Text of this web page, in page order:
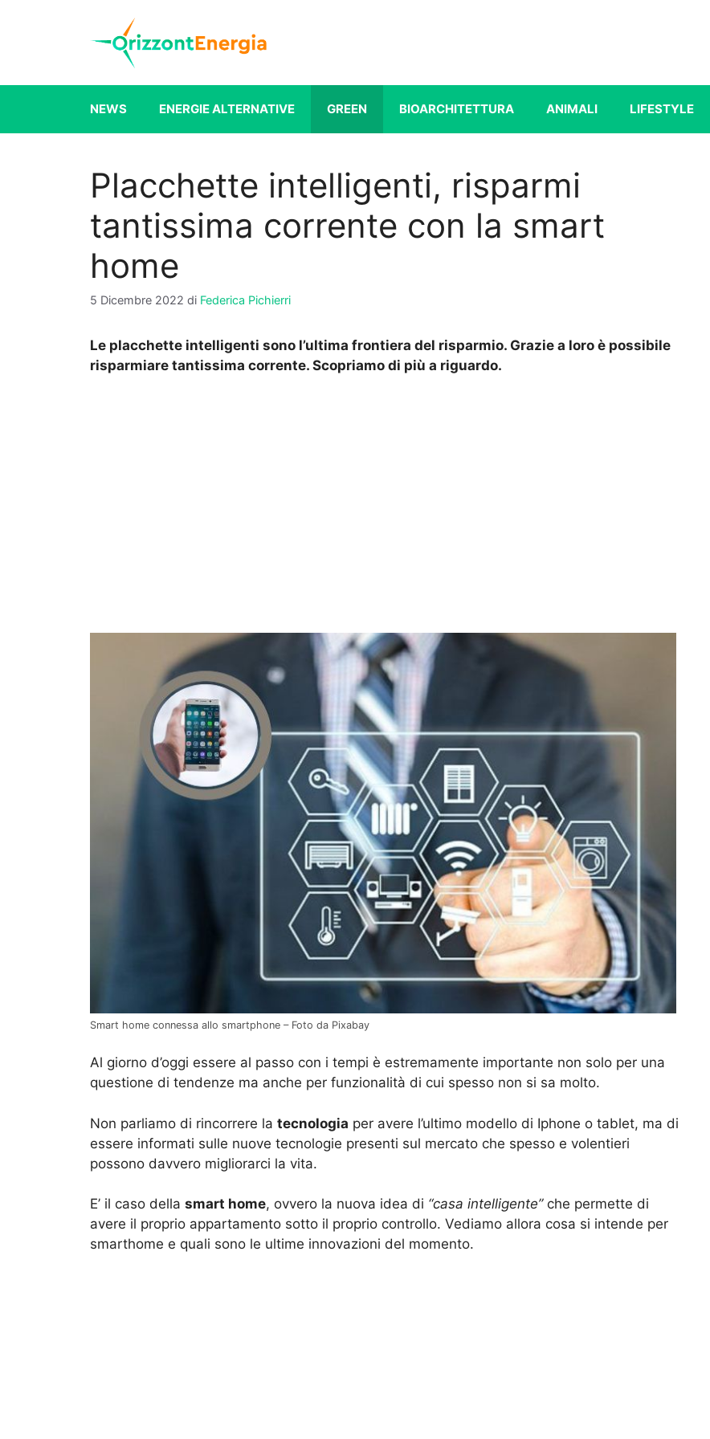
NEWS ENERGIE ALTERNATIVE GREEN BIOARCHITETTURA ANIMALI LIFESTYLE
Placchette intelligenti, risparmi
tantissima corrente con la smart
home
5 Dicembre 2022 di Federica Pichierri
Le placchette intelligenti sono l’ultima frontiera del risparmio. Grazie a loro è possibile
risparmiare tantissima corrente. Scopriamo di più a riguardo.
Smart home connessa allo smartphone – Foto da Pixabay
Al giorno d’oggi essere al passo con i tempi è estremamente importante non solo per una
questione di tendenze ma anche per funzionalità di cui spesso non si sa molto.
Non parliamo di rincorrere la tecnologia per avere l’ultimo modello di Iphone o tablet, ma di
essere informati sulle nuove tecnologie presenti sul mercato che spesso e volentieri
possono davvero migliorarci la vita.
E’ il caso della smart home, ovvero la nuova idea di “casa intelligente”che permette di
avere il proprio appartamento sotto il proprio controllo. Vediamo allora cosa si intende per
smarthome e quali sono le ultime innovazioni del momento.